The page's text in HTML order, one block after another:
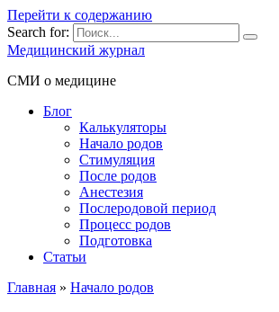
Перейти к содержанию
Search for:
Медицинский журнал
СМИ о медицине
Блог
Калькуляторы
Начало родов
Стимуляция
После родов
Анестезия
Послеродовой период
Процесс родов
Подготовка
Статьи
Главная » Начало родов